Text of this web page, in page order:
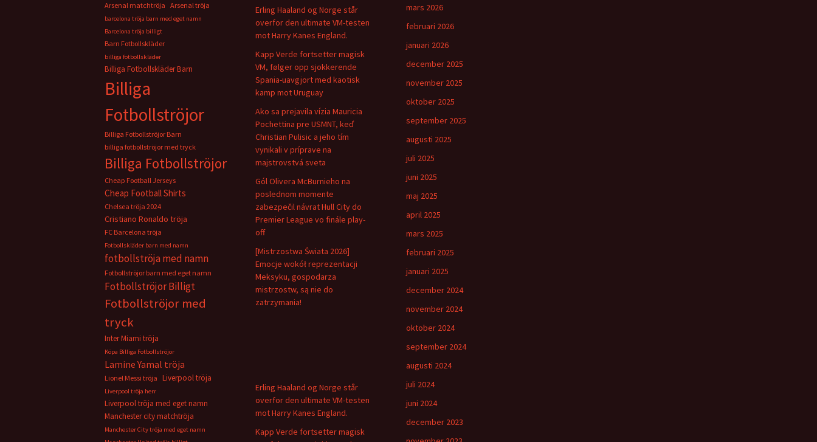
Erling Haaland og Norge står
overfor den ultimate VM-testen
mot Harry Kanes England.
Kapp Verde fortsetter magisk
VM, følger opp sjokkerende
Spania-uavgjort med kaotisk
kamp mot Uruguay
Ako sa prejavila vízia Mauricia
Pochettina pre USMNT, keď
Christian Pulisic a jeho tím
vynikali v príprave na
majstrovstvá sveta
Gól Olivera McBurnieho na
poslednom momente
zabezpečil návrat Hull City do
Premier League vo finále play-
off
[Mistrzostwa Świata 2026]
Emocje wokół reprezentacji
Meksyku, gospodarza
mistrzostw, są nie do
zatrzymania!
mars 2026
februari 2026
januari 2026
december 2025
november 2025
oktober 2025
september 2025
augusti 2025
juli 2025
juni 2025
maj 2025
april 2025
mars 2025
februari 2025
januari 2025
december 2024
november 2024
oktober 2024
september 2024
augusti 2024
juli 2024
juni 2024
december 2023
Arsenal matchtröja Arsenal tröja
barcelona tröja barn med eget namn
Barcelona tröja billigt
Barn Fotbollskläder
billiga fotbollskläder
Billiga Fotbollskläder Barn
Billiga
Fotbollströjor
Billiga Fotbollströjor Barn
billiga fotbollströjor med tryck
Billiga Fotbollströjor
Cheap Football Jerseys
Cheap Football Shirts
Chelsea tröja 2024
Cristiano Ronaldo tröja
FC Barcelona tröja
Fotbollskläder barn med namn
fotbollströja med namn
Fotbollströjor barn med eget namn
Fotbollströjor Billigt
Fotbollströjor med
tryck
Inter Miami tröja
Köpa Billiga Fotbollströjor
Lamine Yamal tröja
Lionel Messi tröja Liverpool tröja
Liverpool tröja herr
Liverpool tröja med eget namn
Manchester city matchtröja
Manchester City tröja med eget namn
Erling Haaland og Norge står
overfor den ultimate VM-testen
mot Harry Kanes England.
Kapp Verde fortsetter magisk